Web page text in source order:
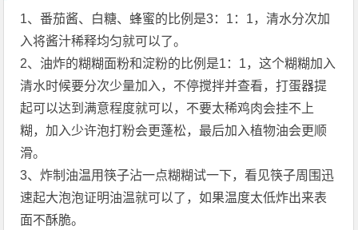
1、番茄酱、白糖、蜂蜜的比例是3：1：1，清水分次加
入将酱汁稀释均匀就可以了。
2、油炸的糊糊面粉和淀粉的比例是1：1，这个糊糊加入
清水时候要分次少量加入，不停搅拌并查看，打蛋器提
起可以达到满意程度就可以，不要太稀鸡肉会挂不上
糊，加入少许泡打粉会更蓬松，最后加入植物油会更顺
滑。
3、炸制油温用筷子沾一点糊糊试一下，看见筷子周围迅
速起大泡泡证明油温就可以了，如果温度太低炸出来表
面不酥脆。